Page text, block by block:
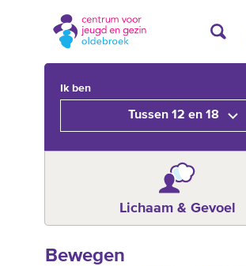
Ik ben
Tussen 12 en 18
Lichaam & Gevoel
Bewegen